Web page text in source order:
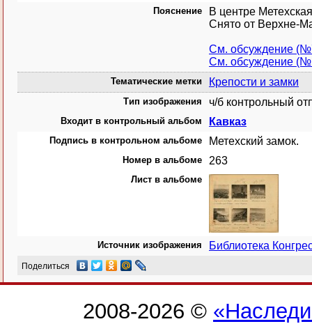
Пояснение
В центре
Снято от Верхне-
См. обсуждение
См. обсуждение
Тематические метки Крепости и замки
Тип изображения ч/б контрольный
Входит в контрольный альбом Кавказ
Подпись в контрольном альбоме Метехский замок.
Номер в альбоме 263
Лист в альбоме
Источник изображения Библиотека
Поделиться
2008-2026 ©